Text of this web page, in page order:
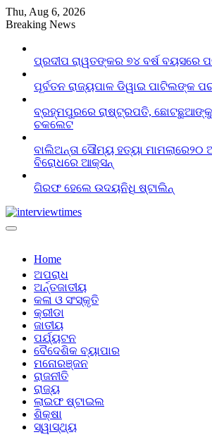
Skip
to
Thu, Aug 6, 2026
Breaking News
ପ୍ରଦୀପ ରାୱତଙ୍କର ୭୪ ବର୍ଷ ବୟସରେ
ପୂର୍ବତନ ରାଜ୍ୟପାଳ ଡିୱାଇ ପାଟିଲଙ୍କ
ବ୍ରହ୍ମପୁରରେ ରାଷ୍ଟ୍ରପତି, ଛୋଟଛୁଆଙ୍କୁ
ଚକଲେଟ
ବାଲିଅନ୍ତା ସୌମ୍ୟ ହତ୍ୟା
ବିରୋଧରେ ଆକ୍ସନ୍
ଗିରଫ ହେଲେ ଉଦୟନିଧି ଷ୍ଟାଲିନ୍
Home
ଅପରାଧ
ଅର୍ନ୍ତଜାତୀୟ
କଳା ଓ ସଂସ୍କୃତି
କ୍ରୀଡା
ଜାତୀୟ
ପର୍ଯ୍ୟଟନ
ବୈଦେଶିକ ବ୍ୟାପାର
ମନୋରଞ୍ଜନ
ରାଜନୀତି
ରାଜ୍ୟ
ଲାଇଫ ଷ୍ଟାଇଲ
ଶିକ୍ଷା
ସ୍ୱାସ୍ଥ୍ୟ